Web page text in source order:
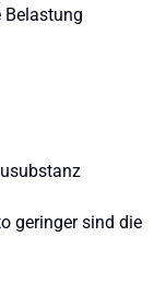
Belastung
geringer sind die